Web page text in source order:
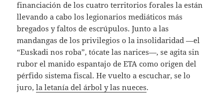
financiación de los cuatro territorios forales la están
llevando a cabo los legionarios mediáticos más
bregados y faltos de escrúpulos. Junto a las
mandangas de los privilegios o la insolidaridad —el
“Euskadi nos roba”, tócate las narices—, se agita sin
rubor el manido espantajo de ETA como origen del
pérfido sistema fiscal. He vuelto a escuchar, se lo
juro,la letanía del árbol y las nueces.